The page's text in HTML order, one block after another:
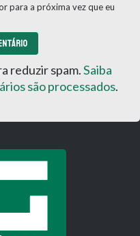
para a próxima vez que eu
reduzir spam.Saiba
são processados.